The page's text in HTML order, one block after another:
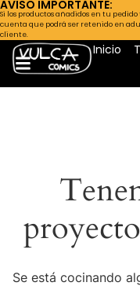
AVISO IMPORTANTE:
Si los productos añadidos en tu
cuenta que podrá ser retenido en
cliente.
Inicio
Se está cocinando